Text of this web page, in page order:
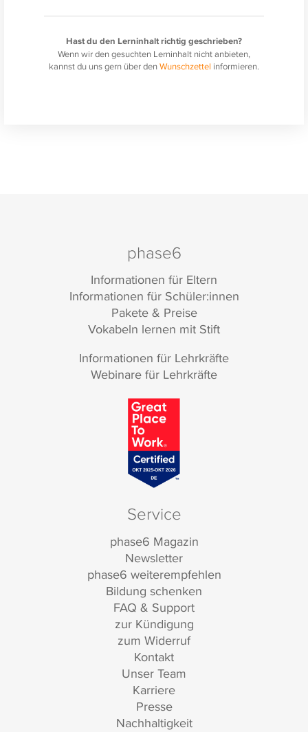
Hast du den Lerninhalt richtig geschrieben?
Wenn wir den gesuchten Lerninhalt nicht anbieten,
kannst du uns gern über denWunschzettel informieren.
phase6
Informationen für Eltern
Informationen für Schüler:innen
Pakete & Preise
Vokabeln lernen mit Stift
Informationen für Lehrkräfte
Webinare für Lehrkräfte
Service
phase6 Magazin
Newsletter
phase6 weiterempfehlen
Bildung schenken
FAQ & Support
zur Kündigung
zum Widerruf
Kontakt
Unser Team
Karriere
Presse
Nachhaltigkeit